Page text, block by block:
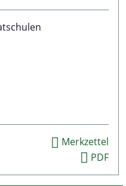
Merkzettel
PDF